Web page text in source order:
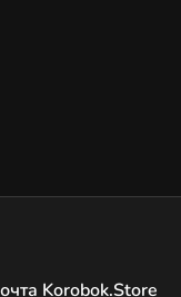
Korobok.Store